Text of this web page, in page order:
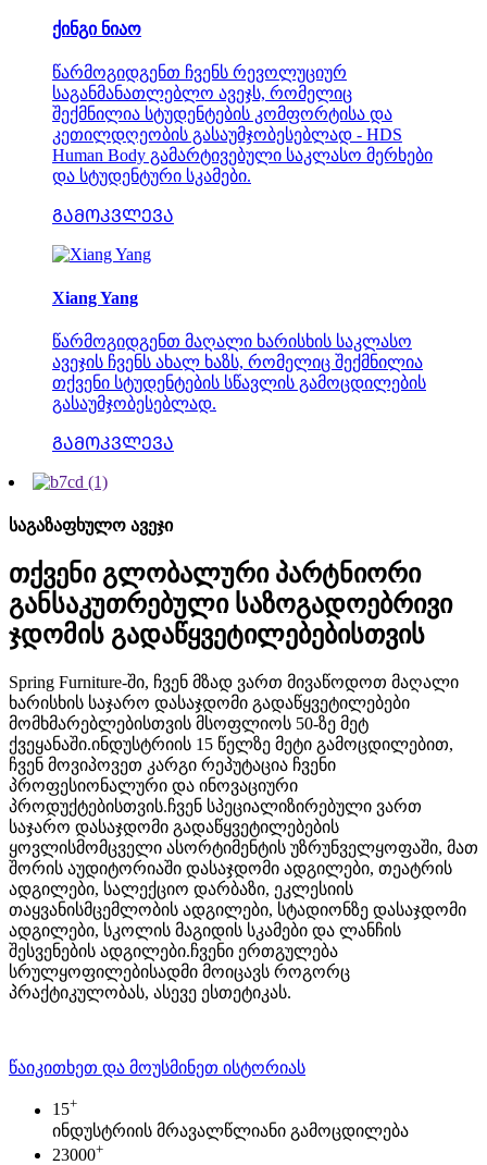
ქინგი ნიაო
წარმოგიდგენთ ჩვენს რევოლუციურ
საგანმანათლებლო ავეჯს, რომელიც
შექმნილია სტუდენტების კომფორტისა და
კეთილდღეობის გასაუმჯობესებლად - HDS
Human Body გამარტივებული საკლასო მერხები
და სტუდენტური სკამები.
ᲒᲐᲛᲝᲙᲕᲚᲔᲕᲐ
Xiang Yang
წარმოგიდგენთ მაღალი ხარისხის საკლასო
ავეჯის ჩვენს ახალ ხაზს, რომელიც შექმნილია
თქვენი სტუდენტების სწავლის გამოცდილების
გასაუმჯობესებლად.
ᲒᲐᲛᲝᲙᲕᲚᲔᲕᲐ
საგაზაფხულო ავეჯი
თქვენი გლობალური პარტნიორი
განსაკუთრებული საზოგადოებრივი
ჯდომის გადაწყვეტილებებისთვის
Spring Furniture-ში, ჩვენ მზად ვართ მივაწოდოთ მაღალი
ხარისხის საჯარო დასაჯდომი გადაწყვეტილებები
მომხმარებლებისთვის მსოფლიოს 50-ზე მეტ
ქვეყანაში.ინდუსტრიის 15 წელზე მეტი გამოცდილებით,
ჩვენ მოვიპოვეთ კარგი რეპუტაცია ჩვენი
პროფესიონალური და ინოვაციური
პროდუქტებისთვის.ჩვენ სპეციალიზირებული ვართ
საჯარო დასაჯდომი გადაწყვეტილებების
ყოვლისმომცველი ასორტიმენტის უზრუნველყოფაში, მათ
შორის აუდიტორიაში დასაჯდომი ადგილები, თეატრის
ადგილები, სალექციო დარბაზი, ეკლესიის
თაყვანისმცემლობის ადგილები, სტადიონზე დასაჯდომი
ადგილები, სკოლის მაგიდის სკამები და ლანჩის
შესვენების ადგილები.ჩვენი ერთგულება
სრულყოფილებისადმი მოიცავს როგორც
პრაქტიკულობას, ასევე ესთეტიკას.
წაიკითხეთ და მოუსმინეთ ისტორიას
15+
ინდუსტრიის მრავალწლიანი გამოცდილება
23000+